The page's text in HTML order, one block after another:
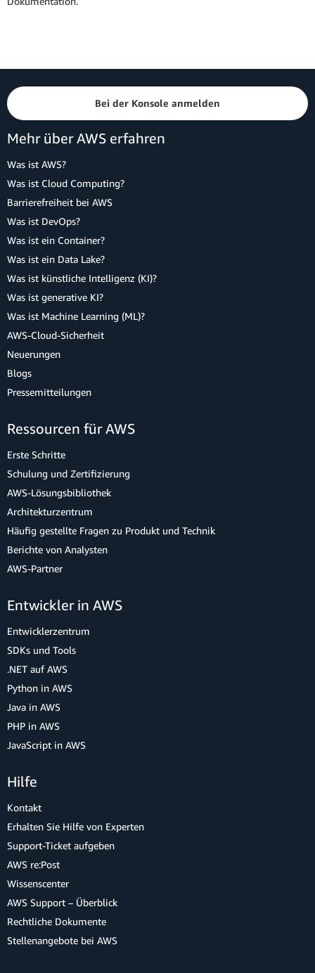
Bei der Konsole anmelden
Mehr über AWS erfahren
Was ist AWS?
Was ist Cloud Computing?
Barrierefreiheit bei AWS
Was ist DevOps?
Was ist ein Container?
Was ist ein Data Lake?
Was ist künstliche Intelligenz (KI)?
Was ist generative KI?
Was ist Machine Learning (ML)?
AWS-Cloud-Sicherheit
Neuerungen
Blogs
Pressemitteilungen
Ressourcen für AWS
Erste Schritte
Schulung und Zertifizierung
AWS-Lösungsbibliothek
Architekturzentrum
Häufig gestellte Fragen zu Produkt und Technik
Berichte von Analysten
AWS-Partner
Entwickler in AWS
Entwicklerzentrum
SDKs und Tools
.NET auf AWS
Python in AWS
Java in AWS
PHP in AWS
JavaScript in AWS
Hilfe
Kontakt
Erhalten Sie Hilfe von Experten
Support-Ticket aufgeben
AWS re:Post
Wissenscenter
AWS Support – Überblick
Rechtliche Dokumente
Stellenangebote bei AWS